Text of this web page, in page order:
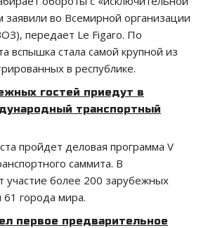
заявили во Всемирной организации
передает Le Figaro. По
вспышка стала самой крупной из
в республике.
гостей приедут в
транспортный
пройдет деловая программа V
саммита. В
участие более 200 зарубежных
61 города мира.
первое предварительное